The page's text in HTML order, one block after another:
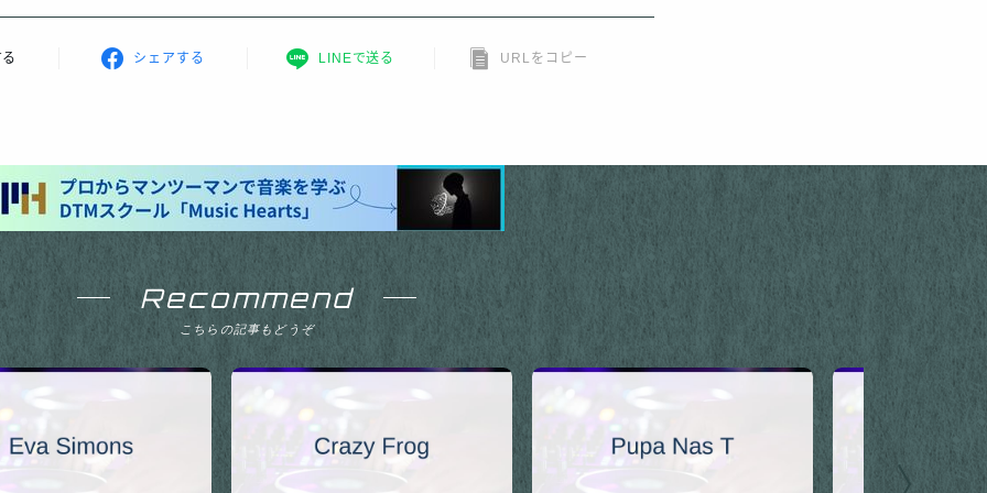
シェアする LINEで送る URLをコピー
Recommend
こちらの記事もどうぞ